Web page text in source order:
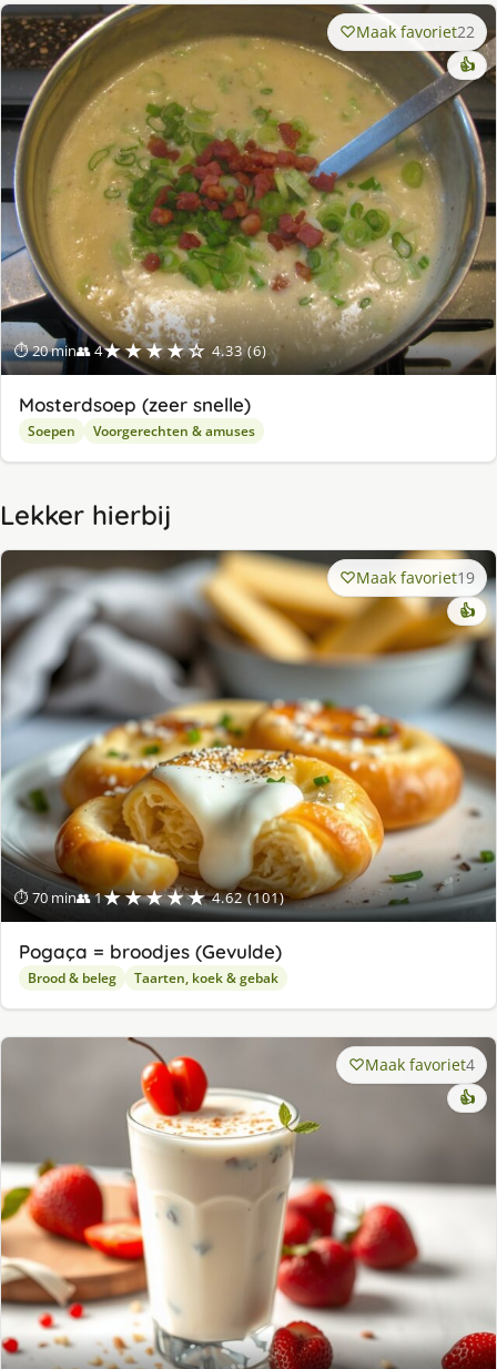
⏱ 20 min👥 4★★★★☆ 4.33 (6)
Maak favoriet22
👍
Mosterdsoep (zeer snelle)
Soepen Voorgerechten & amuses
Lekker hierbij
⏱ 70 min👥 1★★★★★ 4.62 (101)
Maak favoriet19
👍
Pogaça = broodjes (Gevulde)
Brood & beleg Taarten, koek & gebak
Maak favoriet4
👍